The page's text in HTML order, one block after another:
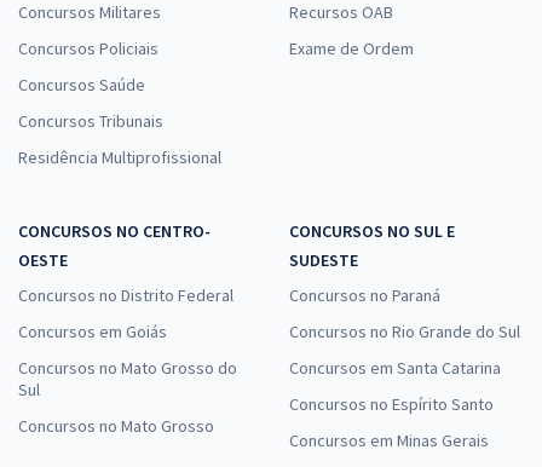
Concursos Militares
Concursos Policiais
Concursos Saúde
Concursos Tribunais
Residência Multiprofissional
Recursos OAB
Exame de Ordem
CONCURSOS NO CENTRO-
OESTE
Concursos no Distrito Federal
Concursos em Goiás
Concursos no Mato Grosso do
Sul
Concursos no Mato Grosso
CONCURSOS NO SUL E
SUDESTE
Concursos no Paraná
Concursos no Rio Grande do Sul
Concursos em Santa Catarina
Concursos no Espírito Santo
Concursos em Minas Gerais